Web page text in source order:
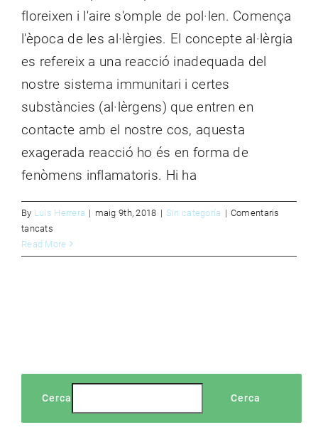
CONTACTE
floreixen i l'aire s'omple de pol·len. Comença
l'època de les al·lèrgies. El concepte al·lèrgia
es refereix a una reacció inadequada del
nostre sistema immunitari i certes
substàncies (al·lèrgens) que entren en
contacte amb el nostre cos, aquesta
exagerada reacció ho és en forma de
fenòmens inflamatoris. Hi ha
By Luis Herrera | maig 9th, 2018 | Sin categoría | Comentaris
tancats
QUÈ
ÉS
Read More
Cerca Cerca